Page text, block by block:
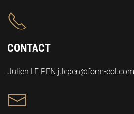
CONTACT
Julien LE PEN j.lepen@form-eol.com